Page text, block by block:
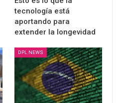
tecnología está
aportando para
extender la longevidad
DPL NEWS